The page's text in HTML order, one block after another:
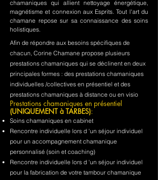
chamaniques qui allient nettoyage énergétique,
magnétisme et connexion aux Esprits. Tout l'art du
chamane repose sur sa connaissance des soins
holistiques.
Afin de répondre aux besoins spécifiques de
chacun, Corine Chamane propose plusieurs
prestations chamaniques qui se déclinent en deux
principales formes : des prestations chamaniques
individuelles /collectives en présentiel et des
prestations chamaniques à distance ou en visio
Prestations chamaniques en présentiel
(UNIQUEMENT à TARBES):
Soins chamaniques en cabinet
Rencontre individuelle lors d 'un séjour individuel
pour un accompagnement chamanique
personnalisé (soin et coaching)
Rencontre individuelle lors d 'un séjour individuel
pour la fabrication de votre tambour chamanique